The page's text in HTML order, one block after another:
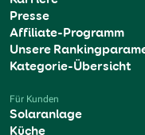
Presse
Affiliate-Programm
Unsere
Kategorie-Übersicht
Für Kunden
Solaranlage
Küche